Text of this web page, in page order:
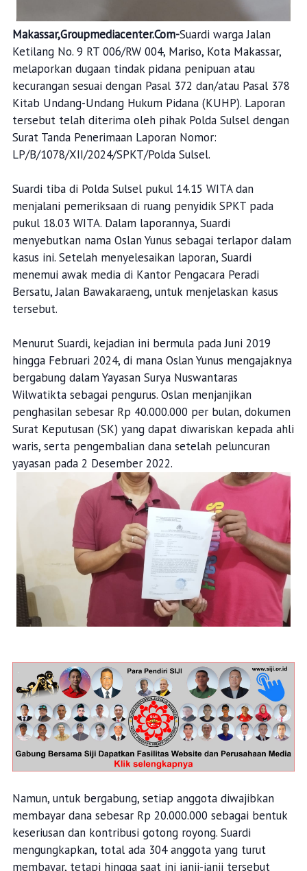
Makassar,Groupmediacenter.Com-Suardi warga Jalan
Ketilang No. 9 RT 006/RW 004, Mariso, Kota Makassar,
melaporkan dugaan tindak pidana penipuan atau
kecurangan sesuai dengan Pasal 372 dan/atau Pasal 378
Kitab Undang-Undang Hukum Pidana (KUHP). Laporan
tersebut telah diterima oleh pihak Polda Sulsel dengan
Surat Tanda Penerimaan Laporan Nomor:
LP/B/1078/XII/2024/SPKT/Polda Sulsel.
Suardi tiba di Polda Sulsel pukul 14.15 WITA dan
menjalani pemeriksaan di ruang penyidik SPKT pada
pukul 18.03 WITA. Dalam laporannya, Suardi
menyebutkan nama Oslan Yunus sebagai terlapor dalam
kasus ini. Setelah menyelesaikan laporan, Suardi
menemui awak media di Kantor Pengacara Peradi
Bersatu, Jalan Bawakaraeng, untuk menjelaskan kasus
tersebut.
Menurut Suardi, kejadian ini bermula pada Juni 2019
hingga Februari 2024, di mana Oslan Yunus mengajaknya
bergabung dalam Yayasan Surya Nuswantaras
Wilwatikta sebagai pengurus. Oslan menjanjikan
penghasilan sebesar Rp 40.000.000 per bulan, dokumen
Surat Keputusan (SK) yang dapat diwariskan kepada ahli
waris, serta pengembalian dana setelah peluncuran
yayasan pada 2 Desember 2022.
Namun, untuk bergabung, setiap anggota diwajibkan
membayar dana sebesar Rp 20.000.000 sebagai bentuk
keseriusan dan kontribusi gotong royong. Suardi
mengungkapkan, total ada 304 anggota yang turut
membayar, tetapi hingga saat ini janji-janji tersebut